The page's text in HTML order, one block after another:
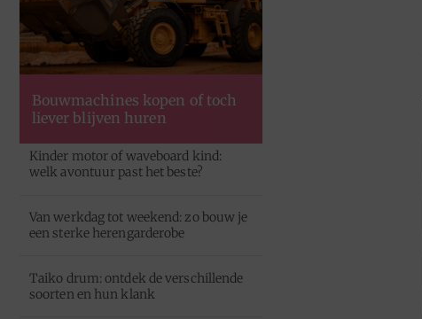
Bouwmachines kopen of toch
liever blijven huren
Kinder motor of waveboard kind:
welk avontuur past het beste?
Van werkdag tot weekend: zo bouw je
een sterke herengarderobe
Taiko drum: ontdek de verschillende
soorten en hun klank